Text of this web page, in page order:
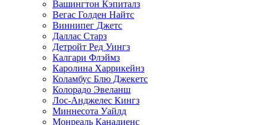
Вашингтон Кэпиталз
Вегас Голден Найтс
Виннипег Джетс
Даллас Старз
Детройт Ред Уингз
Калгари Флэймз
Каролина Харрикейнз
Коламбус Блю Джекетс
Колорадо Эвеланш
Лос-Анджелес Кингз
Миннесота Уайлд
Монреаль Канадиенс